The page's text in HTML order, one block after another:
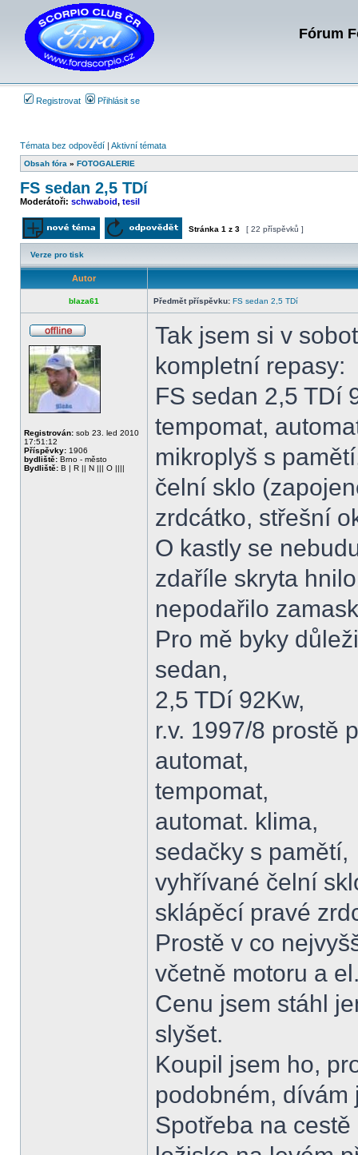
Fórum
Registrovat Přihlásit se
Témata bez odpovědí | Aktivní témata
Obsah fóra » FOTOGALERIE
FS sedan 2,5 TDí
Moderátoři: schwaboid, tesil
Odeslat nové téma Odpovědět na téma
Stránka 1 z 3 [ 22 příspěvků ]
Verze pro tisk
Autor
blaza61 Předmět příspěvku: FS sedan 2,5 TDí
Registrován: sob 23. led 2010
17:51:12
Příspěvky: 1906
bydliště: Brno - město
Bydliště: B | R || N ||| O ||||
Tak jsem si v
kompletní repasy:
FS sedan 2,5 TDí
tempomat,
mikroplyš s
čelní sklo
zrdcátko, střešní
O kastly se
zdaříle skryta
nepodařilo
Pro mě byky
sedan,
2,5 TDí 92Kw,
r.v. 1997/8 prostě
automat,
tempomat,
automat. klima,
sedačky s pamětí,
vyhřívané čelní
sklápěcí pravé
Prostě v co
včetně motoru a
Cenu jsem stáhl
slyšet.
Koupil jsem ho,
podobném,
Spotřeba na